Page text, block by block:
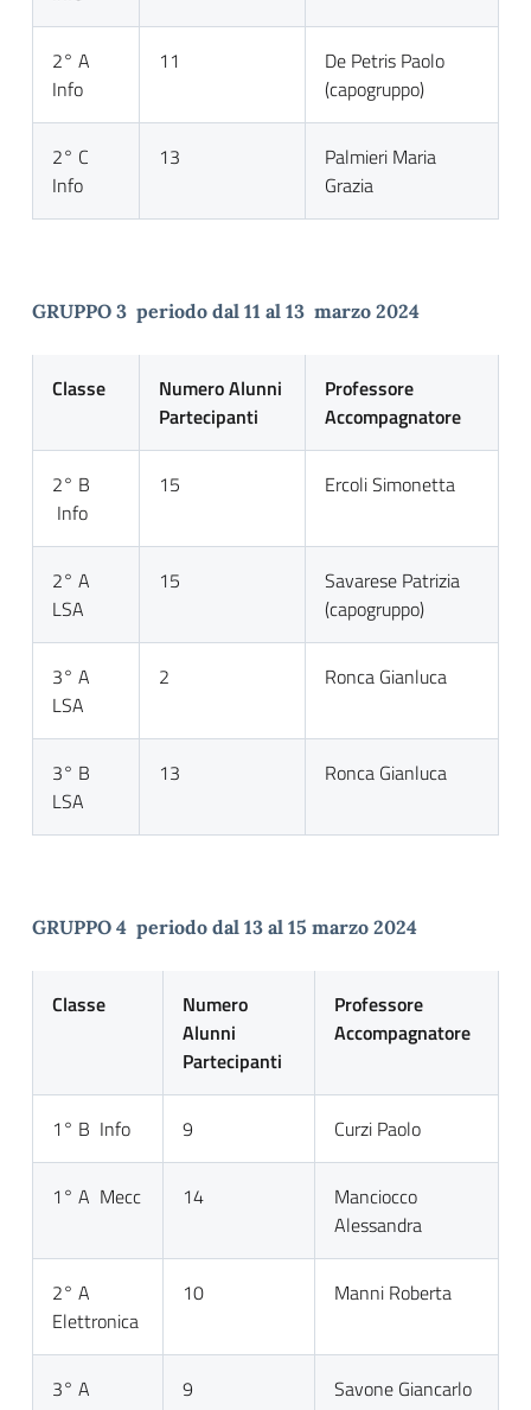
2° A
Info
11
De Petris Paolo
(capogruppo)
2° C
Info
13
Palmieri Maria
Grazia
GRUPPO 3 periodo dal 11 al 13 marzo 2024
Classe
Numero Alunni
Partecipanti
Professore
Accompagnatore
2° B
Info
15 Ercoli Simonetta
2° A
LSA
15
Savarese Patrizia
(capogruppo)
3° A
LSA
2 Ronca Gianluca
3° B
LSA
13 Ronca Gianluca
GRUPPO 4 periodo dal 13 al 15 marzo 2024
Classe
Numero
Alunni
Partecipanti
Professore
Accompagnatore
1° B Info 9 Curzi Paolo
1° A Mecc 14
Manciocco
Alessandra
2° A
Elettronica
10 Manni Roberta
3° A
9
Savone Giancarlo